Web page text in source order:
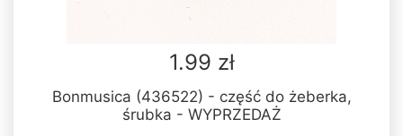
1.99 zł
Bonmusica (436522) - część do żeberka,
śrubka - WYPRZEDAŻ